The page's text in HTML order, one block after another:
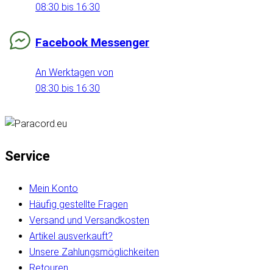
08:30 bis 16:30
Facebook Messenger
An Werktagen von
08:30 bis 16:30
Service
Mein Konto
Häufig gestellte Fragen
Versand und Versandkosten
Artikel ausverkauft?
Unsere Zahlungsmöglichkeiten